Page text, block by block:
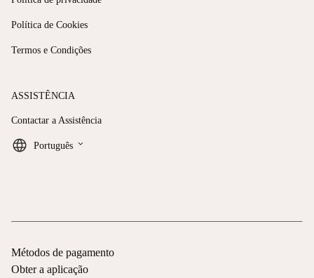
Política de Cookies
Termos e Condições
ASSISTÊNCIA
Contactar a Assistência
Português keyboard_arrow_down
Métodos de pagamento
Obter a aplicação